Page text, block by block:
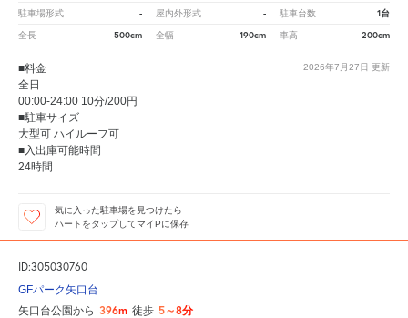
駐車場形式 - 屋内外形式 - 駐車台数 1台
全長 500cm 全幅 190cm 車高 200cm
2026年7月27日 更新
■料金
全日
00:00-24:00 10分/200円
■駐車サイズ
大型可 ハイルーフ可
■入出庫可能時間
24時間
気に入った駐車場を見つけたら
ハートをタップしてマイPに保存
ID:305030760
GFパーク矢口台
矢口台公園から 396m 徒歩 5～8分